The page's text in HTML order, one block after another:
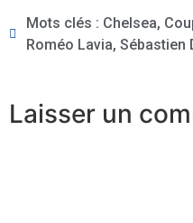
Mots clés : Chelsea,
Roméo Lavia, Sébastien
Laisser un